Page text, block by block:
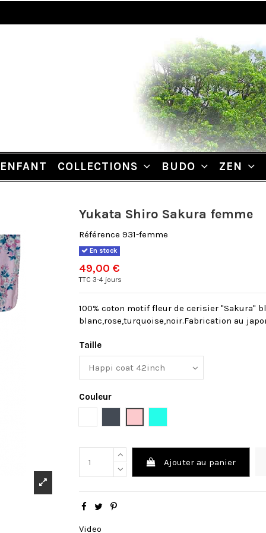
ENFANT COLLECTIONS BUDO ZEN
Yukata Shiro Sakura femme
Référence 931-femme
En stock
49,00 €
TTC 3-4 jours
100% coton motif fleur de cerisier "Sakura"
blanc,rose,turquoise,noir.Fabrication au
Taille
Couleur
Ajouter au panier
Video